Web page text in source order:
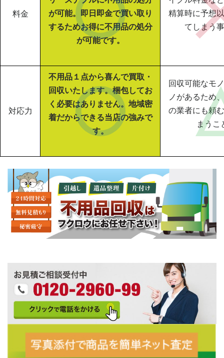
料金
が可能。即日即金で買い取り
するためお得に不用品の処分
が可能です。
精算時に予想
てしまう
対応力
不用品１点から喜んで買取・
回収いたします。梱包してお
く必要はありません。地域密
着だからできる当店の強みで
す。
回収可能なモ
ノがあるため
の業者にも頼
まうこ